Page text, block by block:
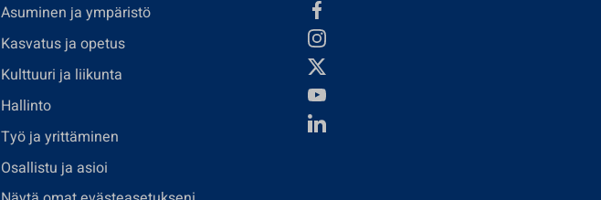
Asuminen ja ympäristö
Kasvatus ja opetus
Kulttuuri ja liikunta
Hallinto
Työ ja yrittäminen
Osallistu ja asioi